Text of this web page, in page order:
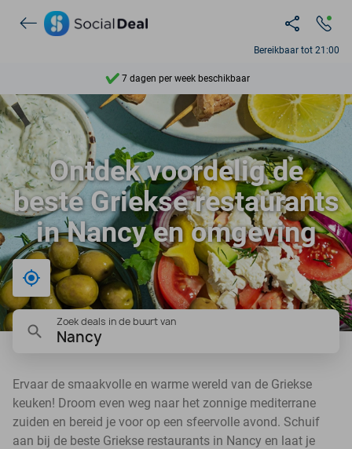
Bereikbaar tot 21:00
Ontdek 15.000+ deals
10+ miljoen leden
9,4
Ontdek 15.000+ deals
Ontdek voordelig de
beste Griekse restaurants
in Nancy en omgeving
Bij mij in de buurt
Zoek deals in de buurt van
Nancy
Ervaar de smaakvolle en warme wereld van de Griekse
keuken! Droom even weg naar het zonnige mediterrane
zuiden en bereid je voor op een sfeervolle avond. Schuif
aan bij de beste Griekse restaurants in Nancy en laat je